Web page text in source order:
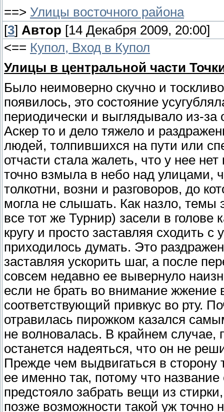
==> Улицы восточного района
[3] Автор [14 Декабря 2009, 20:00]
<== Купол, Вход в Купол
Улицы в центральной части
Было неимоверно скучно и
появилось, это состояние
периодически и выглядывало из-за
Аскер то и дело тяжело и
людей, толпившихся на пути или
отчасти стала жалеть, что у нее
точно взмыла в небо над улицами,
толкотни, возни и разговоров, до
могла не слышать. Как назло, темы
все тот же Турнир) засели в голове
кругу и просто заставляя сходить с
приходилось думать. Это
заставляя ускорить шаг, а после
совсем недавно ее вывернуло
если не брать во внимание жжение
соответствующий привкус во рту.
отравилась пирожком казался
не волновалась. В крайнем случае,
останется надеяться, что он не
Прежде чем выдвигаться в
ее именно так, потому что
предстояло забрать вещи из
позже возможности такой уж точно